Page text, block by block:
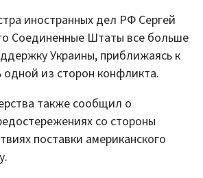
иностранных дел РФ Сергей
Соединенные Штаты все больше
Украины, приближаясь к
одной из сторон конфликта.
также сообщил о
со стороны
поставки американского